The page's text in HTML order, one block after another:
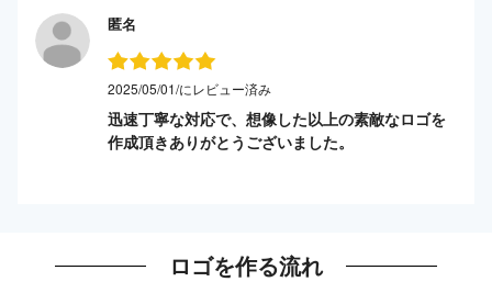
匿名
2025/05/01/にレビュー済み
迅速丁寧な対応で、想像した以上の素敵なロゴを
作成頂きありがとうございました。
ロゴを作る流れ